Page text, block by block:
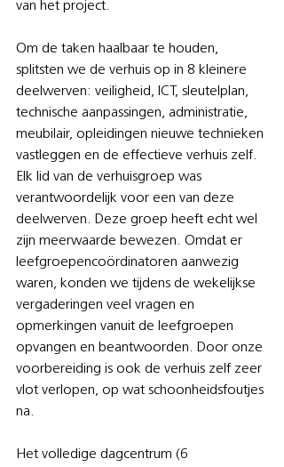
van het project.
Om de taken haalbaar te houden,
splitsten we de verhuis op in 8 kleinere
deelwerven: veiligheid, ICT, sleutelplan,
technische aanpassingen, administratie,
meubilair, opleidingen nieuwe technieken
vastleggen en de effectieve verhuis zelf.
Elk lid van de verhuisgroep was
verantwoordelijk voor een van deze
deelwerven. Deze groep heeft echt wel
zijn meerwaarde bewezen. Omdat er
leefgroepencoördinatoren aanwezig
waren, konden we tijdens de wekelijkse
vergaderingen veel vragen en
opmerkingen vanuit de leefgroepen
opvangen en beantwoorden. Door onze
voorbereiding is ook de verhuis zelf zeer
vlot verlopen, op wat schoonheidsfoutjes
na.
Het volledige dagcentrum (6